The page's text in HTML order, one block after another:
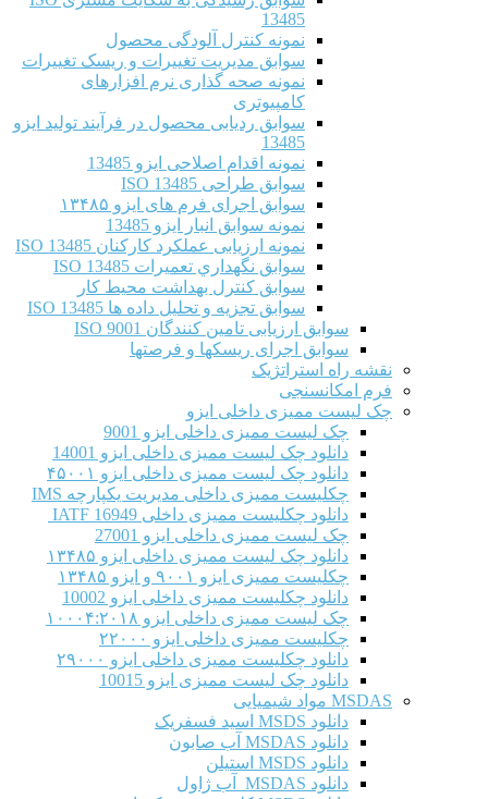
13485
نمونه کنترل آلودگی محصول
سوابق مدیریت تغییرات و ریسک تغییرات
نمونه صحه گذاری نرم افزارهای
کامپیوتری
سوابق ردیابی محصول در فرآیند تولید ایزو
13485
نمونه اقدام اصلاحی ایزو 13485
سوابق طراحی ISO 13485
سوابق اجرای فرم های ایزو ۱۳۴۸۵
نمونه سوابق انبار ایزو 13485
نمونه ارزیابی عملکرد کارکنان ISO 13485
سوابق نگهداري تعميرات ISO 13485
سوابق کنترل بهداشت محیط کار
سوابق تجزیه و تحلیل داده ها ISO 13485
سوابق ارزیابی تامین کنندگان ISO 9001
سوابق اجرای ریسکها و فرصتها
نقشه راه استراتژیک
فرم امکانسنجی
چک لیست ممیزی داخلی ایزو
چک لیست ممیزی داخلی ایزو 9001
دانلود چک لیست ممیزی داخلی ایزو 14001
دانلود چک لیست ممیزی داخلی ایزو ۴۵۰۰۱
چکلیست ممیزی داخلی مدیریت یکپارچه IMS
دانلود چکلیست ممیزی داخلی IATF 16949
چک لیست ممیزی داخلی ایزو 27001
دانلود چک لیست ممیزی داخلی ایزو ۱۳۴۸۵
چکلیست ممیزی ایزو ۹۰۰۱ و ایزو ۱۳۴۸۵
دانلود چکلیست ممیزی داخلی ایزو 10002
چک لیست ممیزی داخلی ایزو ۱۰۰۰۴:۲۰۱۸
چکلیست ممیزی داخلی ایزو ۲۲۰۰۰
دانلود چکلیست ممیزی داخلی ایزو ۲۹۰۰۰
دانلود چک لیست ممیزی ایزو 10015
MSDAS مواد شیمیایی
دانلود MSDS اسید فسفریک
دانلود MSDAS آب صابون
دانلود MSDS استیلن
دانلود MSDAS آب ژاول